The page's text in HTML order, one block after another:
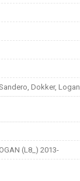
Dokker, Logan
(L8_) 2013-